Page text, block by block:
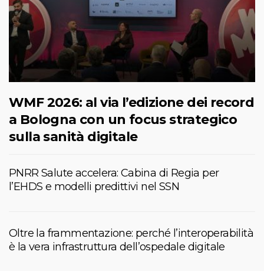
WMF 2026: al via l’edizione dei record
a Bologna con un focus strategico
sulla sanità digitale
PNRR Salute accelera: Cabina di Regia per
l’EHDS e modelli predittivi nel SSN
Oltre la frammentazione: perché l’interoperabilità
è la vera infrastruttura dell’ospedale digitale